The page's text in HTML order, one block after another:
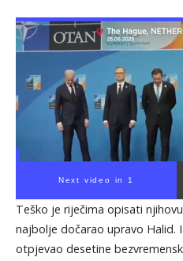
Next video in 1
Teško je riječima opisati
najbolje dočarao upravo Halid.
otpjevao desetine